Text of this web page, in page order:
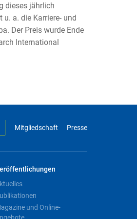
dieses jährlich
a. die Karriere- und
Der Preis wurde Ende
International
Mitgliedschaft Presse
und Online-